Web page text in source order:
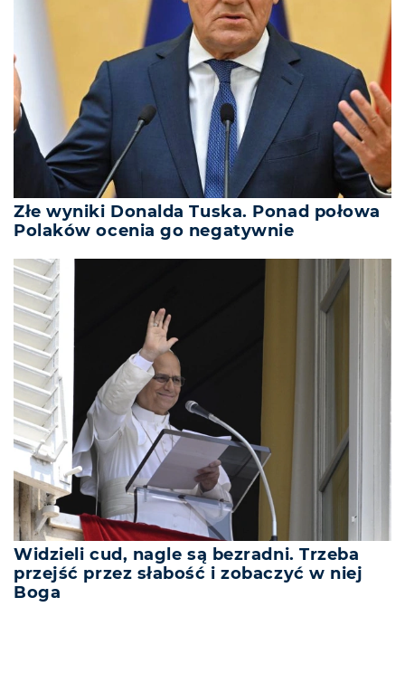
Złe wyniki Donalda Tuska. Ponad połowa
Polaków ocenia go negatywnie
Widzieli cud, nagle są bezradni. Trzeba
przejść przez słabość i zobaczyć w niej
Boga